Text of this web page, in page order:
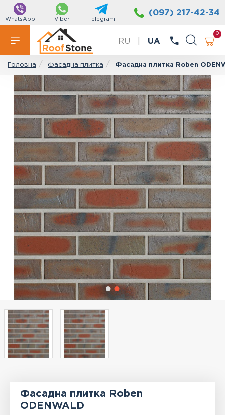
WhatsApp Viber Telegram
(097) 217-42-34
RU UA
0
Головна Фасадна плитка Фасадна плитка Roben
Фасадна плитка Roben
ODENWALD